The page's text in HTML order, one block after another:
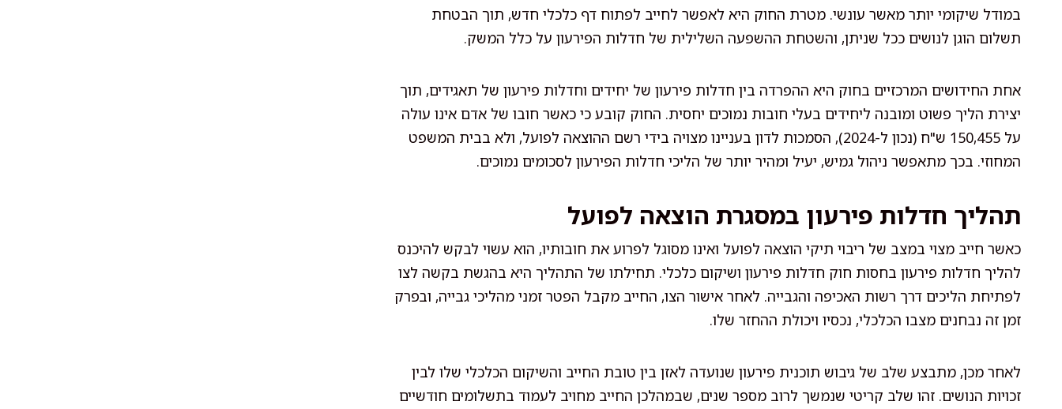
במודל שיקומי יותר מאשר עונשי. מטרת החוק היא לאפשר לחייב לפתוח דף כלכלי חדש, תוך הבטחת
תשלום הוגן לנושים ככל שניתן, והשטחת ההשפעה השלילית של חדלות הפירעון על כלל המשק.
אחת החידושים המרכזיים בחוק היא ההפרדה בין חדלות פירעון של יחידים וחדלות פירעון של תאגידים, תוך
יצירת הליך פשוט ומובנה ליחידים בעלי חובות נמוכים יחסית. החוק קובע כי כאשר חובו של אדם אינו עולה
על 150,455 ש"ח (נכון ל-2024), הסמכות לדון בעניינו מצויה בידי רשם ההוצאה לפועל, ולא בבית המשפט
המחוזי. בכך מתאפשר ניהול גמיש, יעיל ומהיר יותר של הליכי חדלות הפירעון לסכומים נמוכים.
תהליך חדלות פירעון במסגרת הוצאה לפועל
כאשר חייב מצוי במצב של ריבוי תיקי הוצאה לפועל ואינו מסוגל לפרוע את חובותיו, הוא עשוי לבקש להיכנס
להליך חדלות פירעון בחסות חוק חדלות פירעון ושיקום כלכלי. תחילתו של התהליך היא בהגשת בקשה לצו
לפתיחת הליכים דרך רשות האכיפה והגבייה. לאחר אישור הצו, החייב מקבל הפטר זמני מהליכי גבייה, ובפרק
זמן זה נבחנים מצבו הכלכלי, נכסיו ויכולת ההחזר שלו.
לאחר מכן, מתבצע שלב של גיבוש תוכנית פירעון שנועדה לאזן בין טובת החייב והשיקום הכלכלי שלו לבין
זכויות הנושים. זהו שלב קריטי שנמשך לרוב מספר שנים, שבמהלכן החייב מחויב לעמוד בתשלומים חודשיים